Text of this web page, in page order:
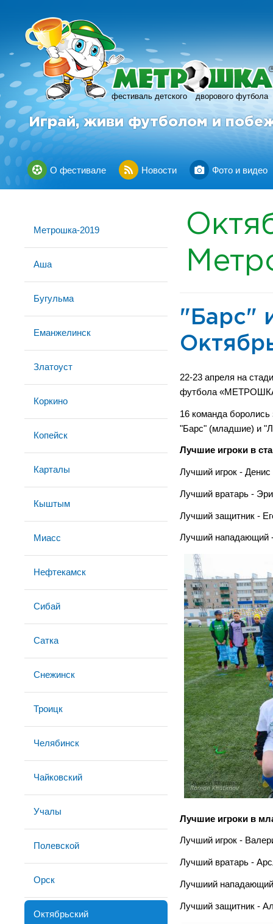
фестиваль детского дворового футбола
R
Играй, живи футболом и
О фестивале Новости Фото и видео
Метрошка-2019
Аша
Бугульма
Еманжелинск
Златоуст
Коркино
Копейск
Карталы
Кыштым
Миасс
Нефтекамск
Сибай
Сатка
Снежинск
Троицк
Челябинск
Чайковский
Учалы
Полевской
Орск
Октябрьский
"Барс"
22-23 апреля на
футбола
16 команда
"Барс" (младшие) и
Лучшие игроки в
Лучший игрок -
Лучший вратарь -
Лучший защитник -
Лучший нападающий
Лучшие игроки в
Лучший игрок -
Лучший вратарь -
Лучшиий
Лучший защитник -